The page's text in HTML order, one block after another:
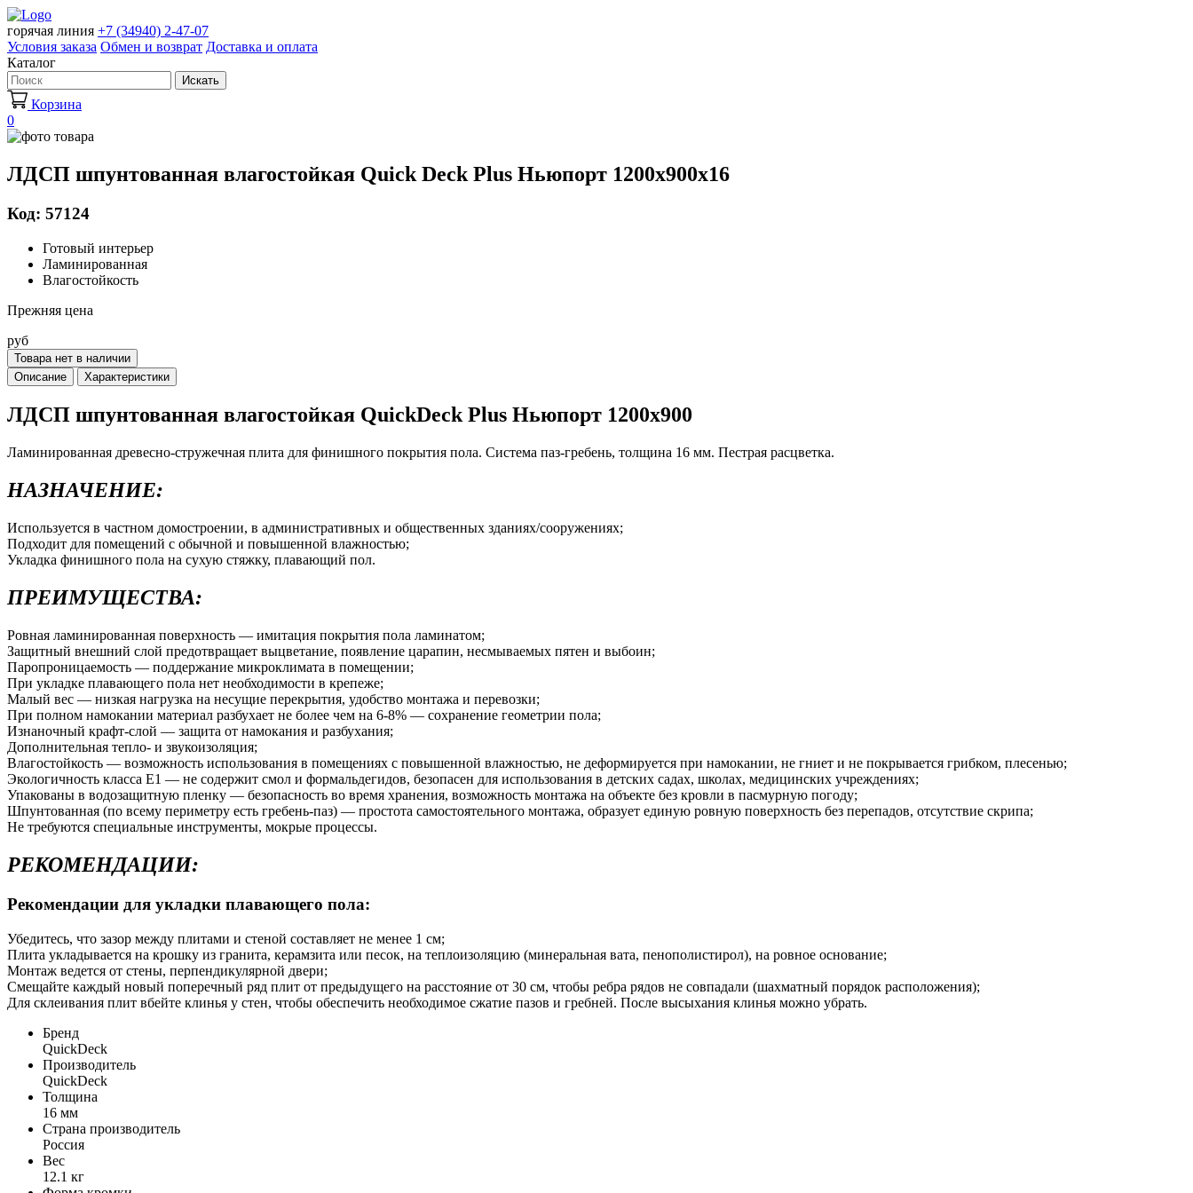
горячая линия +7 (34940) 2-47-07
Условия заказа Обмен и возврат Доставка и оплата
Каталог
Искать
Корзина
0
ЛДСП шпунтованная влагостойкая Quick Deck Plus Ньюпорт 1200х900х16
Код: 57124
Готовый интерьер
Ламинированная
Влагостойкость
Прежняя цена
руб
Товара нет в наличии
Описание
Характеристики
ЛДСП шпунтованная влагостойкая QuickDeck Plus Ньюпорт 1200x900
Ламинированная древесно-стружечная плита для финишного покрытия пола. Система паз-гребень, толщина 16 мм. Пестрая расцветка.
НАЗНАЧЕНИЕ:
Используется в частном домостроении, в административных и общественных зданиях/сооружениях;
Подходит для помещений с обычной и повышенной влажностью;
Укладка финишного пола на сухую стяжку, плавающий пол.
ПРЕИМУЩЕСТВА:
Ровная ламинированная поверхность — имитация покрытия пола ламинатом;
Защитный внешний слой предотвращает выцветание, появление царапин, несмываемых пятен и выбоин;
Паропроницаемость — поддержание микроклимата в помещении;
При укладке плавающего пола нет необходимости в крепеже;
Малый вес — низкая нагрузка на несущие перекрытия, удобство монтажа и перевозки;
При полном намокании материал разбухает не более чем на 6-8% — сохранение геометрии пола;
Изнаночный крафт-слой — защита от намокания и разбухания;
Дополнительная тепло- и звукоизоляция;
Влагостойкость — возможность использования в помещениях с повышенной влажностью, не деформируется при намокании, не гниет и не покрывается грибком, плесенью;
Экологичность класса E1 — не содержит смол и формальдегидов, безопасен для использования в детских садах, школах, медицинских учреждениях;
Упакованы в водозащитную пленку — безопасность во время хранения, возможность монтажа на объекте без кровли в пасмурную погоду;
Шпунтованная (по всему периметру есть гребень-паз) — простота самостоятельного монтажа, образует единую ровную поверхность без перепадов, отсутствие скрипа;
Не требуются специальные инструменты, мокрые процессы.
РЕКОМЕНДАЦИИ:
Рекомендации для укладки плавающего пола:
Убедитесь, что зазор между плитами и стеной составляет не менее 1 см;
Плита укладывается на крошку из гранита, керамзита или песок, на теплоизоляцию (минеральная вата, пенополистирол), на ровное основание;
Монтаж ведется от стены, перпендикулярной двери;
Смещайте каждый новый поперечный ряд плит от предыдущего на расстояние от 30 см, чтобы ребра рядов не совпадали (шахматный порядок расположения);
Для склеивания плит вбейте клинья у стен, чтобы обеспечить необходимое сжатие пазов и гребней. После высыхания клинья можно убрать.
Бренд
QuickDeck
Производитель
QuickDeck
Толщина
16 мм
Страна производитель
Россия
Вес
12.1 кг